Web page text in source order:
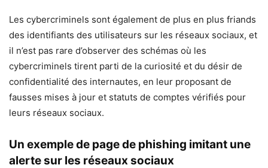
Les cybercriminels sont également de plus en plus friands
des identifiants des utilisateurs sur les réseaux sociaux, et
il n’est pas rare d’observer des schémas où les
cybercriminels tirent parti de la curiosité et du désir de
confidentialité des internautes, en leur proposant de
fausses mises à jour et statuts de comptes vérifiés pour
leurs réseaux sociaux.
Un exemple de page de phishing imitant une
alerte sur les réseaux sociaux